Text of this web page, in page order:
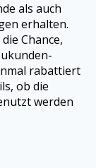
als auch
erhalten.
Chance,
rabattiert
ob die
werden